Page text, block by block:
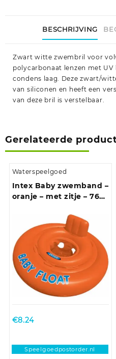
BESCHRIJVING
Zwart witte zwembril voor
polycarbonaat lenzen met
condens laag. Deze zwart/
van siliconen en heeft een
van deze bril is verstelbaar.
Gerelateerde
Waterspeelgoed
Intex Baby zwemband –
oranje – met zitje – 76
€8.24
Speelgoedpostorder.nl